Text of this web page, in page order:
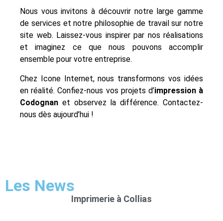
Nous vous invitons à découvrir notre large gamme
de services et notre philosophie de travail sur notre
site web. Laissez-vous inspirer par nos réalisations
et imaginez ce que nous pouvons accomplir
ensemble pour votre entreprise.
Chez Icone Internet, nous transformons vos idées
en réalité. Confiez-nous vos projets d’impression à
Codognan et observez la différence. Contactez-
nous dès aujourd’hui !
Les News
Imprimerie à Collias